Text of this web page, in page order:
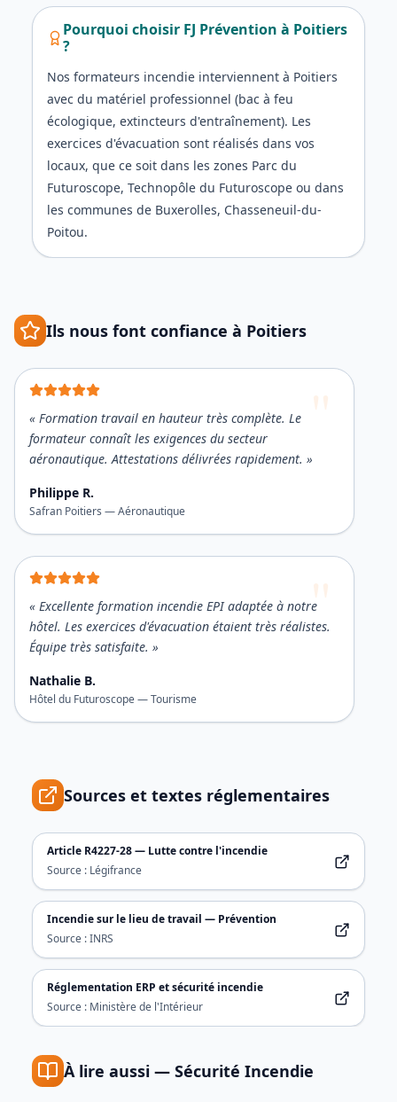
Pourquoi choisir FJ Prévention à Poitiers
?
Nos formateurs incendie interviennent à Poitiers
avec du matériel professionnel (bac à feu
écologique, extincteurs d'entraînement). Les
exercices d'évacuation sont réalisés dans vos
locaux, que ce soit dans les zones Parc du
Futuroscope, Technopôle du Futuroscope ou dans
les communes de Buxerolles, Chasseneuil-du-
Poitou.
Ils nous font confiance à Poitiers
« Formation travail en hauteur très complète. Le
formateur connaît les exigences du secteur
aéronautique. Attestations délivrées rapidement. »
Philippe R.
Safran Poitiers —Aéronautique
« Excellente formation incendie EPI adaptée à notre
hôtel. Les exercices d'évacuation étaient très réalistes.
Équipe très satisfaite. »
Nathalie B.
Hôtel du Futuroscope—Tourisme
Sources et textes réglementaires
Article R4227-28 — Lutte contre l'incendie
Source : Légifrance
Incendie sur le lieu de travail — Prévention
Source :INRS
Réglementation ERP et sécurité incendie
Source : Ministère de l'Intérieur
À lire aussi — Sécurité Incendie